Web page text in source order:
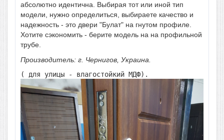
абсолютно идентична. Выбирая тот или иной тип
модели, нужно определиться, выбираете качество и
надежность - это двери "Булат" на гнутом профиле.
Хотите сэкономить - берите модель на на профильной
трубе.
Производитель: г. Чернигов, Украина.
( для улицы - влагостойкий МДФ).